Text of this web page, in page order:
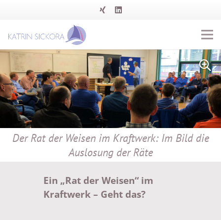
Der Rat der Weisen im Kraftwerk: Im Bild die
Auslosung der Räte
Ein „Rat der Weisen“ im
Kraftwerk – Geht das?